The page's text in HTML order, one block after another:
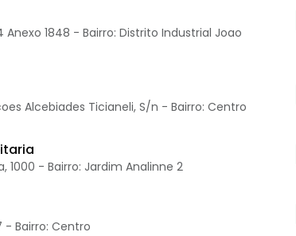
Anexo 1848 - Bairro: Distrito Industrial Joao
Alcebiades Ticianeli, S/n - Bairro: Centro
1000 - Bairro: Jardim Analinne 2
- Bairro: Centro